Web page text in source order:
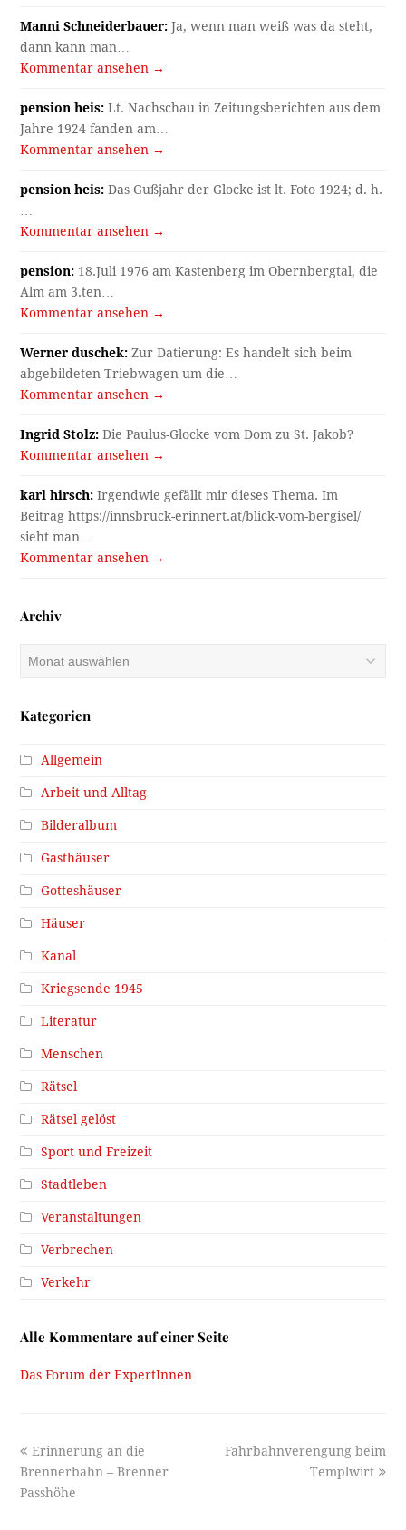
Manni Schneiderbauer: Ja, wenn man weiß was da steht,
dann kann man…
Kommentar ansehen →
pension heis: Lt. Nachschau in Zeitungsberichten aus dem
Jahre 1924 fanden am…
Kommentar ansehen →
pension heis: Das Gußjahr der Glocke ist lt. Foto 1924; d. h.
Kommentar ansehen →
pension: 18.Juli 1976 am Kastenberg im Obernbergtal, die
Alm am 3.ten…
Kommentar ansehen →
Werner duschek: Zur Datierung: Es handelt sich beim
abgebildeten Triebwagen um die…
Kommentar ansehen →
Ingrid Stolz: Die Paulus-Glocke vom Dom zu St. Jakob?
Kommentar ansehen →
karl hirsch: Irgendwie gefällt mir dieses Thema. Im
Beitrag https://innsbruck-erinnert.at/blick-vom-bergisel/
sieht man…
Kommentar ansehen →
Archiv
Kategorien
Allgemein
Arbeit und Alltag
Bilderalbum
Gasthäuser
Gotteshäuser
Häuser
Kanal
Kriegsende 1945
Literatur
Menschen
Rätsel
Rätsel gelöst
Sport und Freizeit
Stadtleben
Veranstaltungen
Verbrechen
Verkehr
Alle Kommentare auf einer Seite
Das Forum der ExpertInnen
previous
post:
Erinnerung an die
Brennerbahn – Brenner
Passhöhe
next
Fahrbahnverengung beim
Templwirt